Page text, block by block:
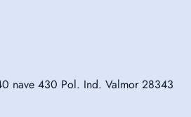
nave 430 Pol. Ind. Valmor 28343